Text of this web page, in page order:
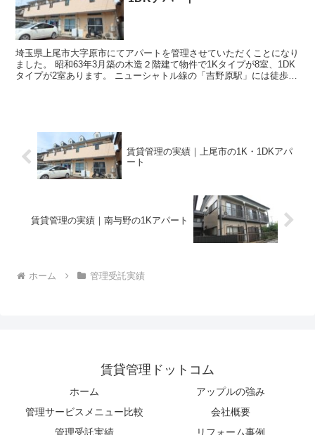
埼玉県上尾市大字原市にてアパートを管理させていただくことになり
ました。 昭和63年3月築の木造２階建て物件で1Kタイプが8室、1DK
タイプが2室あります。 ニューシャトル線の「吉野原駅」には徒歩8
賃貸管理の実績｜上尾市の1K・1DKアパ
ート
賃貸管理の実績｜南与野の1Kアパート
ホーム 管理受託実績
賃貸管理ドットコム
ホーム
アップルの強み
管理サービスメニュー比較
会社概要
管理受託実績
リフォーム事例